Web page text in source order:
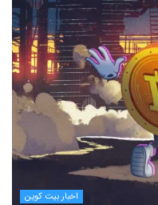
اخبار بیت کوین